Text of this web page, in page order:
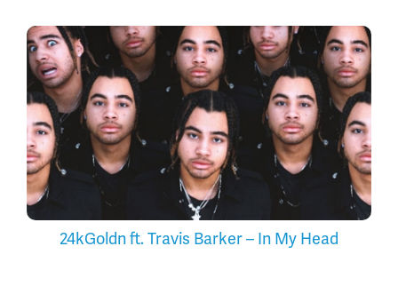
24kGoldn ft. Travis Barker – In My Head